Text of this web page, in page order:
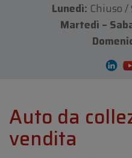
Lunedì: Chiuso
Martedì –
Auto da
vendita